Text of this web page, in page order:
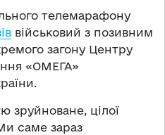
телемарафону
військовий з позивним
загону Центру
«ОМЕГА»
зруйноване, цілої
саме зараз